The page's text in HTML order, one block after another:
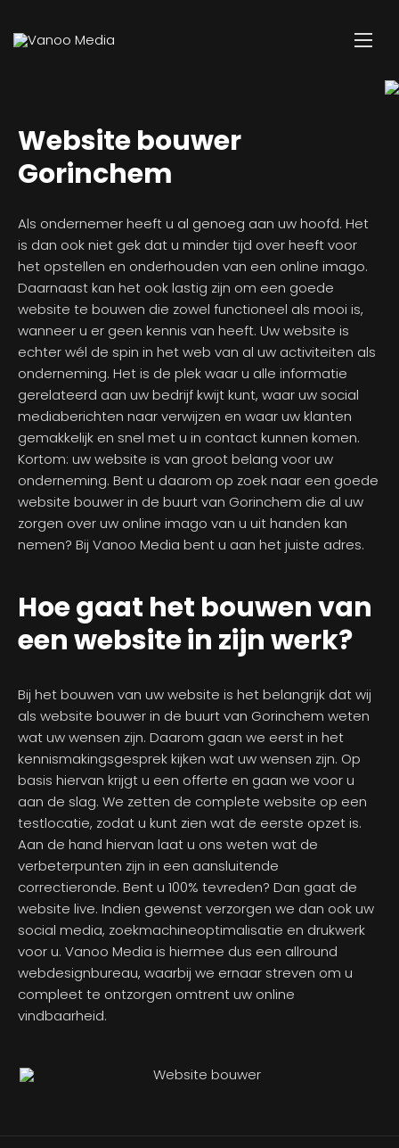
Website bouwer
Gorinchem
Als ondernemer heeft u al genoeg aan uw hoofd. Het
is dan ook niet gek dat u minder tijd over heeft voor
het opstellen en onderhouden van een online imago.
Daarnaast kan het ook lastig zijn om een goede
website te bouwen die zowel functioneel als mooi is,
wanneer u er geen kennis van heeft. Uw website is
echter wél de spin in het web van al uw activiteiten als
onderneming. Het is de plek waar u alle informatie
gerelateerd aan uw bedrijf kwijt kunt, waar uw social
mediaberichten naar verwijzen en waar uw klanten
gemakkelijk en snel met u in contact kunnen komen.
Kortom: uw website is van groot belang voor uw
onderneming. Bent u daarom op zoek naar een goede
website bouwer in de buurt van Gorinchem die al uw
zorgen over uw online imago van u uit handen kan
nemen? Bij Vanoo Media bent u aan het juiste adres.
Hoe gaat het bouwen van
een website in zijn werk?
Bij het bouwen van uw website is het belangrijk dat wij
als website bouwer in de buurt van Gorinchem weten
wat uw wensen zijn. Daarom gaan we eerst in het
kennismakingsgesprek kijken wat uw wensen zijn. Op
basis hiervan krijgt u een offerte en gaan we voor u
aan de slag. We zetten de complete website op een
testlocatie, zodat u kunt zien wat de eerste opzet is.
Aan de hand hiervan laat u ons weten wat de
verbeterpunten zijn in een aansluitende
correctieronde. Bent u 100% tevreden? Dan gaat de
website live. Indien gewenst verzorgen we dan ook uw
social media, zoekmachineoptimalisatie en drukwerk
voor u. Vanoo Media is hiermee dus een allround
webdesignbureau, waarbij we ernaar streven om u
compleet te ontzorgen omtrent uw online
vindbaarheid.